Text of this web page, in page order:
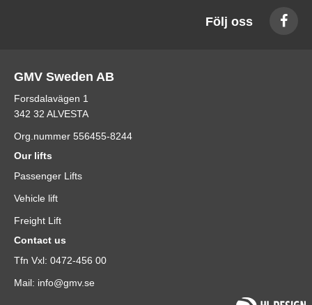
Följ oss
GMV Sweden AB
Forsdalavägen 1
342 32 ALVESTA
Org.nummer 556455-8244
Our lifts
Passenger Lifts
Vehicle lift
Freight Lift
Contact us
Tfn Vxl: 0472-456 00
Mail: info@gmv.se